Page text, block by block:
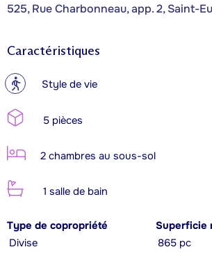
525, Rue Charbonneau, app. 2, Saint-
Caractéristiques
? Style de vie
5 pièces
2 chambres au sous-sol
1 salle de bain
Type de copropriété
Divise
Superficie
865 pc